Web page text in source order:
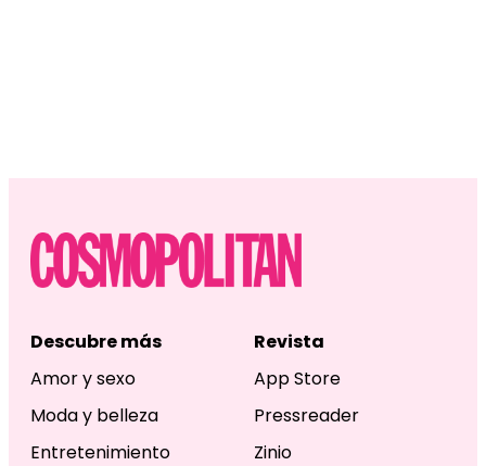
Descubre más
Amor y sexo
Moda y belleza
Entretenimiento
Revista
App Store
Pressreader
Zinio